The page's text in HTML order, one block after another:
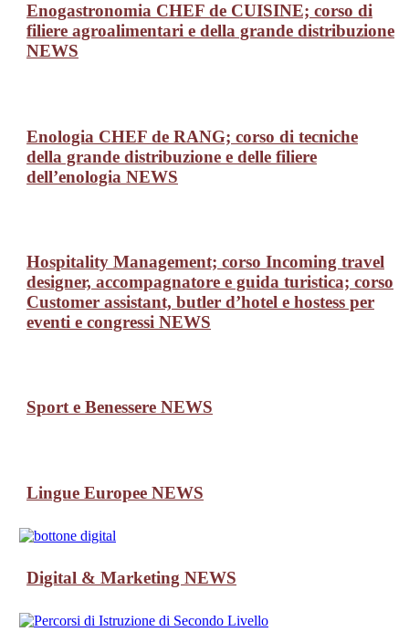
Enogastronomia CHEF de CUISINE; corso di
filiere agroalimentari e della grande distribuzione
NEWS
Enologia CHEF de RANG; corso di tecniche
della grande distribuzione e delle filiere
dell’enologia NEWS
Hospitality Management; corso Incoming travel
designer, accompagnatore e guida turistica; corso
Customer assistant, butler d’hotel e hostess per
eventi e congressi NEWS
Sport e Benessere NEWS
Lingue Europee NEWS
Digital & Marketing NEWS